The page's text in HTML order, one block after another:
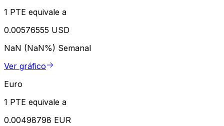
1 PTE equivale a
0.00576555 USD
NaN (NaN%) Semanal
Ver gráfico
Euro
1 PTE equivale a
0.00498798 EUR